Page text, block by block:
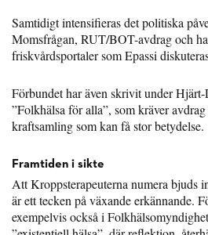
Samtidigt intensifieras det politiska
Momsfrågan, RUT/BOT-avdrag och
friskvårdsportaler som Epassi
Förbundet har även skrivit under
”Folkhälsa för alla”, som kräver
kraftsamling som kan få stor betydelse.
Framtiden i sikte
Att Kroppsterapeuterna numera bjuds
är ett tecken på växande erkännande.
exempelvis också i